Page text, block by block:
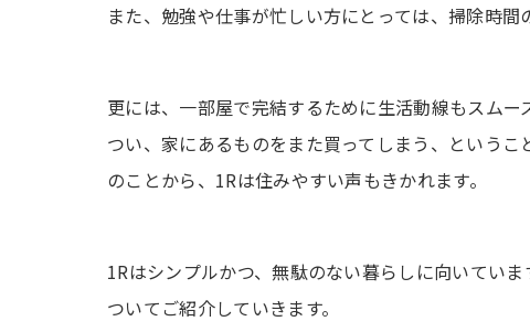
また、勉強や仕事が忙しい方にとっては、掃除時間
更には、一部屋で完結するために生活動線もスムー
つい、家にあるものをまた買ってしまう、という
のことから、1Rは住みやすい声もきかれます。
1Rはシンプルかつ、無駄のない暮らしに向いてい
ついてご紹介していきます。